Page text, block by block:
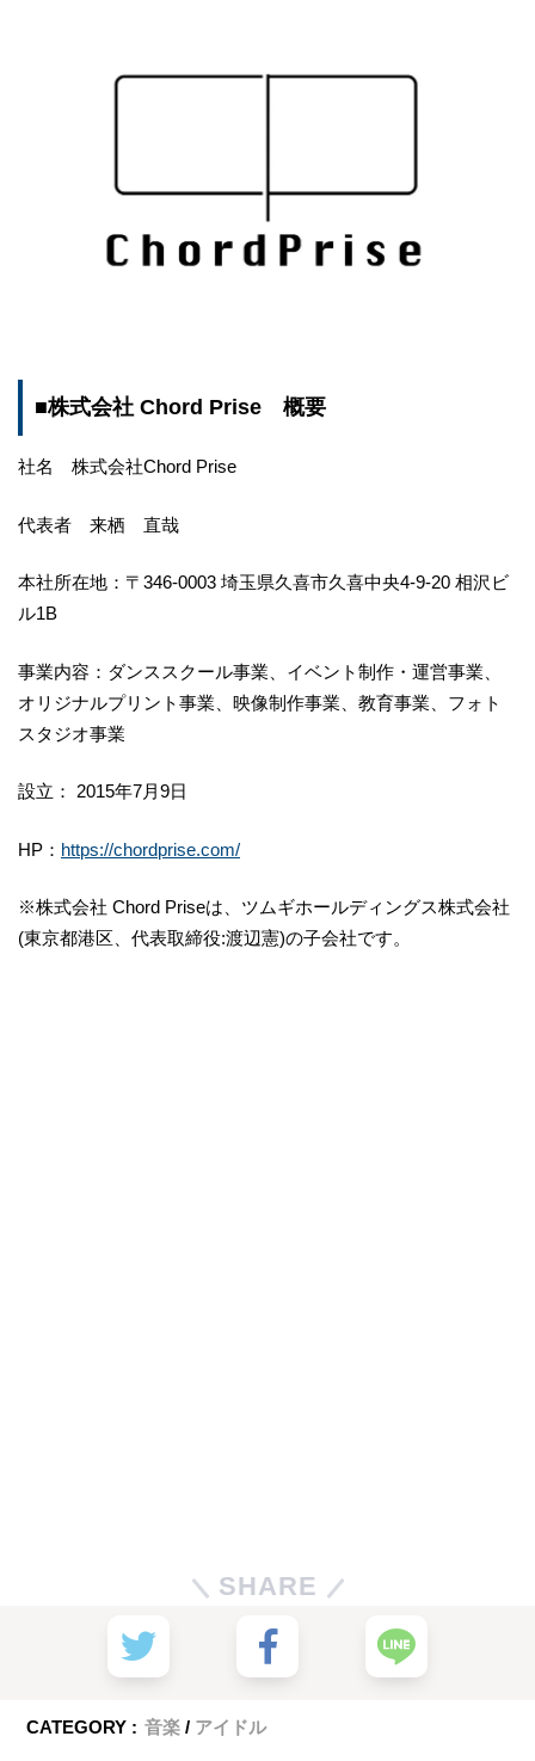
■株式会社 Chord Prise 概要
社名 株式会社Chord Prise
代表者 来栖 直哉
本社所在地：〒346-0003 埼玉県久喜市久喜中央4-9-20 相沢ビ
ル1B
事業内容：ダンススクール事業、イベント制作・運営事業、
オリジナルプリント事業、映像制作事業、教育事業、フォト
スタジオ事業
設立： 2015年7月9日
HP： https://chordprise.com/
※株式会社 Chord Priseは、ツムギホールディングス株式会社
(東京都港区、代表取締役:渡辺憲)の子会社です。
SHARE
CATEGORY : 音楽 アイドル